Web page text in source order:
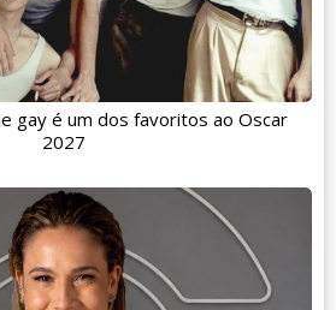
gay é um dos favoritos ao Oscar
2027